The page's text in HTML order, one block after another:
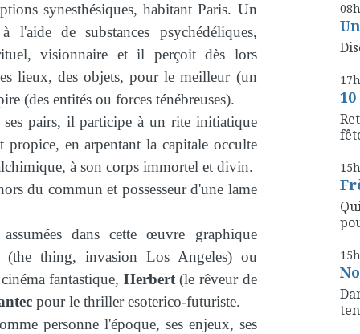
synesthésiques, habitant Paris. Un
l'aide de substances psychédéliques,
visionnaire et il perçoit dès lors
lieux, des objets, pour le meilleur (un
(des entités ou forces ténébreuses).
pairs, il participe à un rite initiatique
en arpentant la capitale occulte
à son corps immortel et divin.
du commun et possesseur d'une lame
dans cette œuvre graphique
thing, invasion Los Angeles) ou
fantastique, Herbert(le rêveur de
pour le thriller esoterico-futuriste.
personne l'époque, ses enjeux, ses